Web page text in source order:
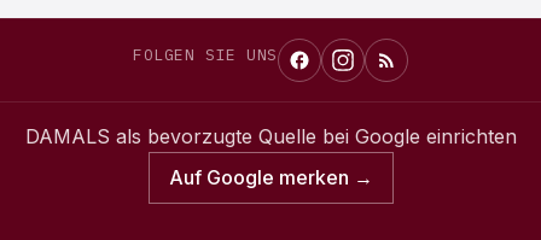
FOLGEN SIE UNS
DAMALS als bevorzugte Quelle bei Google einrichten
Auf Google merken →